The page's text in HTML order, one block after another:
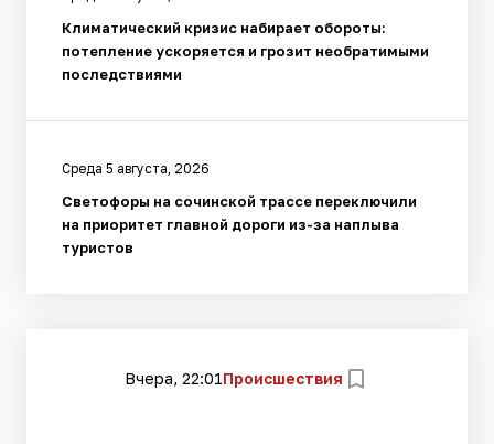
Климатический кризис набирает обороты:
потепление ускоряется и грозит необратимыми
последствиями
Среда 5 августа, 2026
Светофоры на сочинской трассе переключили
на приоритет главной дороги из-за наплыва
туристов
Вчера, 22:01Происшествия